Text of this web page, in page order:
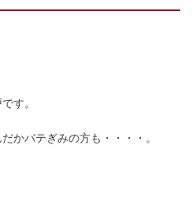
す。
かバテぎみの方も・・・・。